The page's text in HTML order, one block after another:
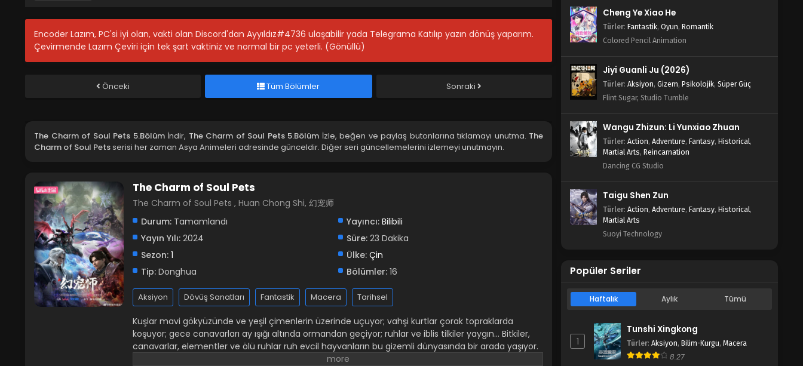
Encoder Lazım, PC'si iyi olan, vakti olan Discord'dan Ayyıldız#4736 ulaşabilir yada Telegrama Katılıp yazın dönüş yaparım.
Çevirmende Lazım Çeviri için tek şart vaktiniz ve normal bir pc yeterli. (Gönüllü)
Önceki Tüm Bölümler Sonraki
The Charm of Soul Pets 5.Bölümİndir, The Charm of Soul Pets 5.Bölüm İzle, beğen ve paylaş butonlarına tıklamayı unutma. The
Charm of Soul Petsserisi her zaman Asya Animeleri adresinde günceldir. Diğer seri güncellemelerini izlemeyi unutmayın.
The Charm of Soul Pets
The Charm of Soul Pets , Huan Chong Shi, 幻宠师
Durum: Tamamlandı Yayıncı: Bilibili
Yayın Yılı: 2024 Süre:23 Dakika
Sezon: 1 Ülke: Çin
Tip: Donghua Bölümler:16
Aksiyon Dövüş Sanatları Fantastik Macera Tarihsel
Kuşlar mavi gökyüzünde ve yeşil çimenlerin üzerinde uçuyor; vahşi kurtlar çorak topraklarda
koşuyor; gece canavarları ay ışığı altında ormandan geçiyor; ruhlar ve iblis tilkiler yaygın... Bitkiler,
canavarlar, elementler ve ölü ruhlar ruh evcil hayvanların bu gizemli dünyasında bir arada yaşıyor.
Chu Mu genç bir ruh evcil hayvan ustası. İntikam mı alacak, yoksa egemenlik mi kuracak? İlk başta
Cheng Ye Xiao He
Türler: Fantastik, Oyun, Romantik
Colored Pencil Animation
Jiyi Guanli Ju (2026)
Türler: Aksiyon, Gizem, Psikolojik, Süper Güç
Flint Sugar, Studio Tumble
Wangu Zhizun: Li Yunxiao Zhuan
Türler: Action, Adventure, Fantasy, Historical,
Martial Arts, Reincarnation
Dancing CG Studio
Taigu Shen Zun
Türler: Action, Adventure, Fantasy, Historical,
Martial Arts
Suoyi Technology
Popüler Seriler
Haftalık Aylık Tümü
1
Tunshi Xingkong
Türler: Aksiyon, Bilim-Kurgu, Macera
8.27